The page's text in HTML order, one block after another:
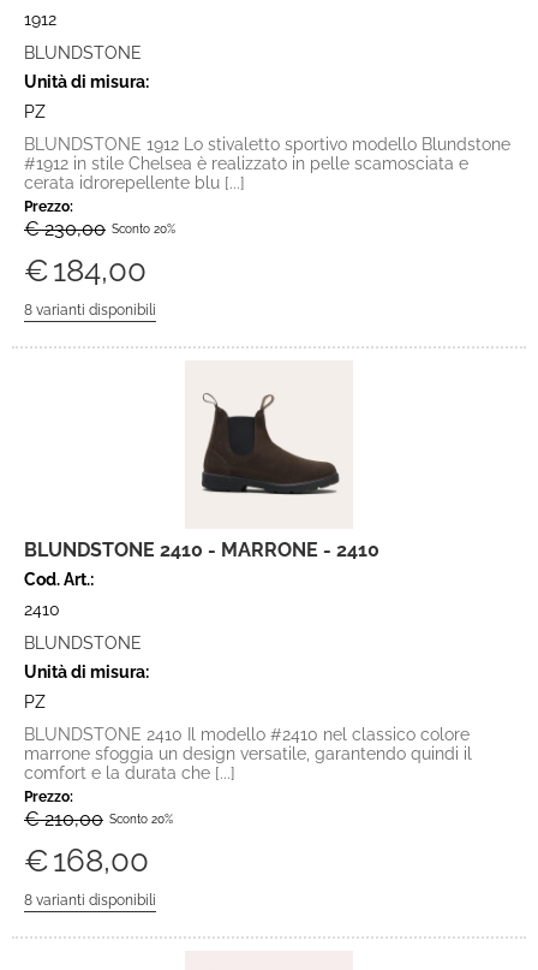
1912
BLUNDSTONE
Unità di misura:
PZ
BLUNDSTONE 1912 Lo stivaletto sportivo modello Blundstone
#1912 in stile Chelsea è realizzato in pelle scamosciata e
cerata idrorepellente blu [...]
Prezzo:
€ 230,00 Sconto 20%
€184,00
BLUNDSTONE 2410 - MARRONE - 2410
Cod. Art.:
2410
BLUNDSTONE
Unità di misura:
PZ
BLUNDSTONE 2410 Il modello #2410 nel classico colore
marrone sfoggia un design versatile, garantendo quindi il
comfort e la durata che [...]
Prezzo:
€ 210,00 Sconto 20%
€168,00